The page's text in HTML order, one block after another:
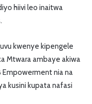
hiivi leo inaitwa
kwenye kipengele
Mtwara ambaye akiwa
Empowerment nia na
kusini kupata nafasi